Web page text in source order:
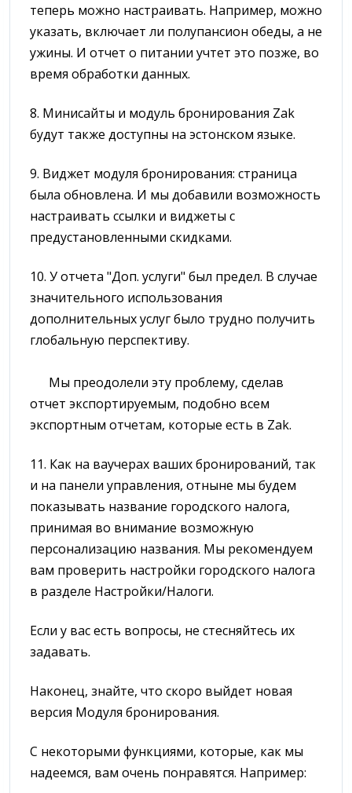
теперь можно настраивать. Например, можно
указать, включает ли полупансион обеды, а не
ужины. И отчет о питании учтет это позже, во
время обработки данных.
8. Минисайты и модуль бронирования Zak
будут также доступны на эстонском языке.
9. Виджет модуля бронирования: страница
была обновлена. И мы добавили возможность
настраивать ссылки и виджеты с
предустановленными скидками.
10. У отчета "Доп. услуги" был предел. В случае
значительного использования
дополнительных услуг было трудно получить
глобальную перспективу.
Мы преодолели эту проблему, сделав
отчет экспортируемым, подобно всем
экспортным отчетам, которые есть в Zak.
11. Как на ваучерах ваших бронирований, так
и на панели управления, отныне мы будем
показывать название городского налога,
принимая во внимание возможную
персонализацию названия. Мы рекомендуем
вам проверить настройки городского налога
в разделе Настройки/Налоги.
Если у вас есть вопросы, не стесняйтесь их
задавать.
Наконец, знайте, что скоро выйдет новая
версия Модуля бронирования.
С некоторыми функциями, которые, как мы
надеемся, вам очень понравятся. Например: